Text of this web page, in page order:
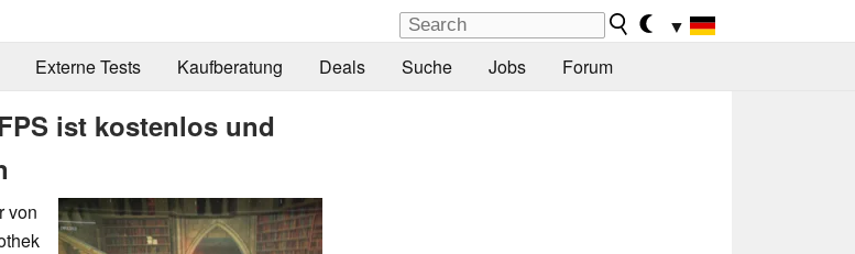
▼
Externe Tests Kaufberatung Deals Suche Jobs Forum
ist kostenlos und
von